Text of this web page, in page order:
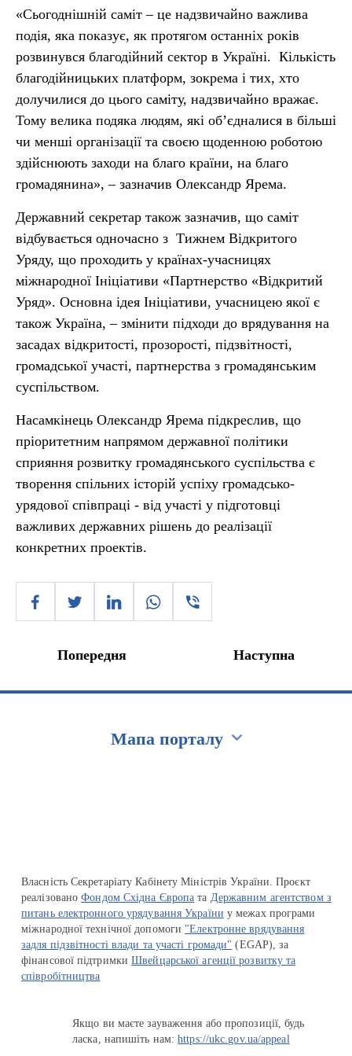
«Сьогоднішній саміт – це надзвичайно важлива
подія, яка показує, як протягом останніх років
розвинувся благодійний сектор в Україні. Кількість
благодійницьких платформ, зокрема і тих, хто
долучилися до цього саміту, надзвичайно вражає.
Тому велика подяка людям, які об’єдналися в більші
чи менші організації та своєю щоденною роботою
здійснюють заходи на благо країни, на благо
громадянина», – зазначив Олександр Ярема.
Державний секретар також зазначив, що саміт
відбувається одночасно з Тижнем Відкритого
Уряду, що проходить у країнах-учасницях
міжнародної Ініціативи «Партнерство «Відкритий
Уряд». Основна ідея Ініціативи, учасницею якої є
також Україна, – змінити підходи до врядування на
засадах відкритості, прозорості, підзвітності,
громадської участі, партнерства з громадянським
суспільством.
Насамкінець Олександр Ярема підкреслив, що
пріоритетним напрямом державної політики
сприяння розвитку громадянського суспільства є
творення спільних історій успіху громадсько-
урядової співпраці - від участі у підготовці
важливих державних рішень до реалізації
конкретних проектів.
Попередня Наступна
Мапа порталу
Власність Секретаріату Кабінету Міністрів України. Проєкт
реалізованоФондом Східна Європа та Державним агентством з
питань електронного урядування України у межах програми
міжнародної технічної допомоги "Електронне врядування
задля підзвітності влади та участі громади" (EGAP), за
фінансової підтримкиШвейцарської агенції розвитку та
співробітництва
Якщо ви маєте зауваження або пропозиції, будь
ласка, напишіть нам:https://ukc.gov.ua/appeal